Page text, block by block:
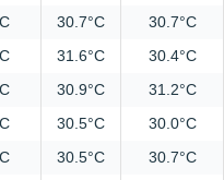
30.7°C
30.7°C
31.6°C
30.4°C
30.9°C
31.2°C
30.5°C
30.0°C
30.5°C
30.7°C